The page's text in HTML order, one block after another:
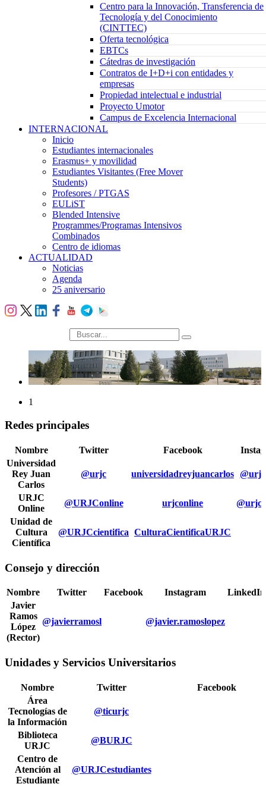
Centro para la Innovación, Transferencia de
Tecnología y del Conocimiento
(CINTTEC)
Oferta tecnológica
EBTCs
Cátedras de investigación
Contratos de I+D+i con entidades y
empresas
Propiedad intelectual e industrial
Proyecto Umotor
Campus de Excelencia Internacional
INTERNACIONAL
Inicio
Estudiantes internacionales
Erasmus+ y movilidad
Estudiantes Visitantes (Free Mover
Students)
Profesores / PTGAS
EULiST
Blended Intensive
Programmes/Programas Intensivos
Combinados
Centro de idiomas
ACTUALIDAD
Noticias
Agenda
25 aniversario
búsqueda
1
Redes principales
Nombre Twitter Facebook
Universidad
Rey Juan
Carlos
@urjc universidadreyjuancarlos
URJC
Online
@URJConline urjconline
Unidad de
Cultura
Científica
@URJCcientifica CulturaCientificaURJC
Consejo y dirección
Nombre Twitter Facebook Instagram
LinkedIn
Javier
Ramos
López
(Rector)
@javierramosl @javier.ramoslopez
Unidades y Servicios Universitarios
Nombre Twitter
Facebook
Área
Tecnologías de
la Información
@ticurjc
Biblioteca
URJC
@BURJC
Centro de
Atención al
Estudiante
@URJCestudiantes